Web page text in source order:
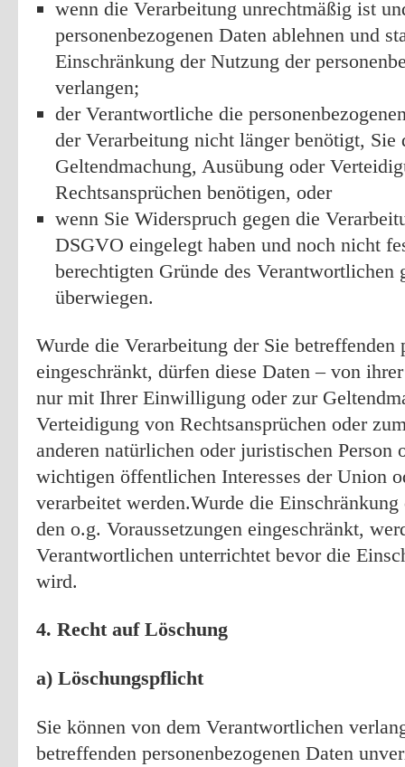
wenn die Verarbeitung unrechtmäßig ist
personenbezogenen Daten ablehnen und
Einschränkung der Nutzung der
verlangen;
der Verantwortliche die
der Verarbeitung nicht länger benötigt, Sie
Geltendmachung, Ausübung oder
Rechtsansprüchen benötigen, oder
wenn Sie Widerspruch gegen die
DSGVO eingelegt haben und noch nicht
berechtigten Gründe des Verantwortlichen
überwiegen.
Wurde die Verarbeitung der Sie betreffenden
eingeschränkt, dürfen diese Daten – von
nur mit Ihrer Einwilligung oder zur
Verteidigung von Rechtsansprüchen oder
anderen natürlichen oder juristischen Person
wichtigen öffentlichen Interesses der Union
verarbeitet werden.Wurde die
den o.g. Voraussetzungen eingeschränkt,
Verantwortlichen unterrichtet bevor die
wird.
4. Recht auf Löschung
a) Löschungspflicht
Sie können von dem Verantwortlichen
betreffenden personenbezogenen Daten